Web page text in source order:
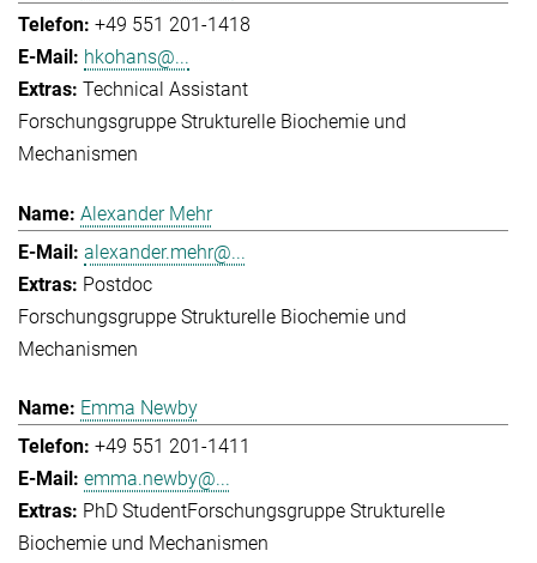
+49 551 201-1418
hkohans@...
Technical Assistant
Forschungsgruppe Strukturelle Biochemie und
Mechanismen
Alexander Mehr
alexander.mehr@...
Postdoc
Forschungsgruppe Strukturelle Biochemie und
Mechanismen
Emma Newby
+49 551 201-1411
emma.newby@...
PhD StudentForschungsgruppe Strukturelle
Biochemie und Mechanismen